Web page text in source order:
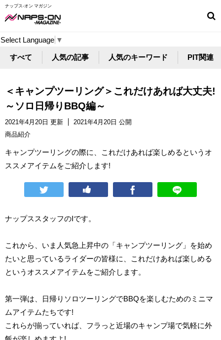
ナップス-オン マガジン
Select Language ▼
すべて 人気の記事 人気のキーワード PIT関連
＜キャンプツーリング＞これだけあれば大丈夫!
～ソロ日帰りBBQ編～
2021年4月20日 更新
2021年4月20日 公開
商品紹介
キャンプツーリングの際に、これだけあれば楽しめるというオ
ススメアイテムをご紹介します!
ナップススタッフのIです。
これから、いま人気急上昇中の「キャンプツーリング」を始め
たいと思っているライダーの皆様に、これだけあれば楽しめる
というオススメアイテムをご紹介します。
第一弾は、日帰りソロツーリングでBBQを楽しむためのミニマ
ムアイテムたちです!
これらが揃っていれば、フラっと近場のキャンプ場で気軽に外